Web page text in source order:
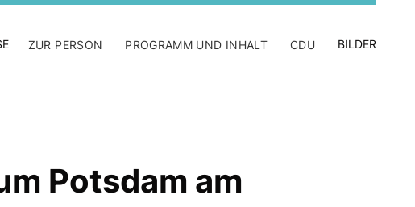
ZUR PERSON PROGRAMM UND INHALT CDU BILDER
Potsdam am